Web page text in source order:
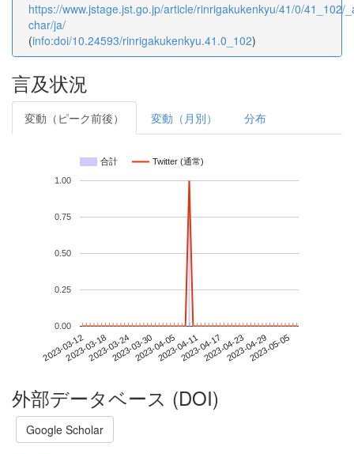
https://www.jstage.jst.go.jp/article/rinrigakukenkyu/41/0/41_102/
char/ja/
(info:doi/10.24593/rinrigakukenkyu.41.0_102)
言及状況
変動（ピーク前後） 変動（月別） 分布
合計 Twitter (通常)
2023-03-122023-03-182023-03-242023-03-302023-04-052023-04-112023-04-172023-04-232023-04-292023-05-05
0.00
0.25
0.50
0.75
1.00
外部データベース (DOI)
Google Scholar